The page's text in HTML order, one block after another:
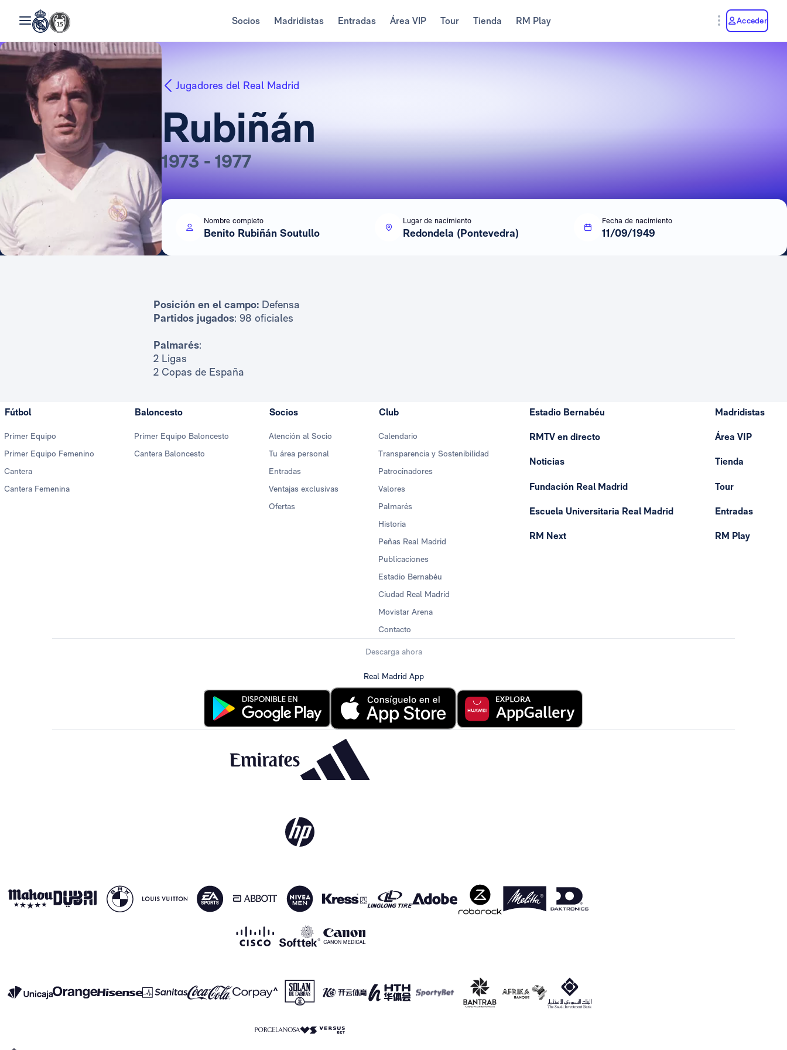
Socios Madridistas Entradas Área VIP Tour Tienda RM Play Acceder
Jugadores del Real Madrid
Rubiñán
1973 - 1977
Nombre completo
Benito Rubiñán Soutullo
Lugar de nacimiento
Redondela (Pontevedra)
Fecha de nacimiento
11/09/1949
Posición en el campo:Defensa
Partidos jugados: 98 oficiales
Palmarés:
2 Ligas
2 Copas de España
Fútbol
Primer Equipo
Primer Equipo Femenino
Cantera
Cantera Femenina
Baloncesto
Primer Equipo Baloncesto
Cantera Baloncesto
Socios
Atención al Socio
Tu área personal
Entradas
Ventajas exclusivas
Ofertas
Club
Calendario
Transparencia y Sostenibilidad
Patrocinadores
Valores
Palmarés
Historia
Peñas Real Madrid
Publicaciones
Estadio Bernabéu
Ciudad Real Madrid
Movistar Arena
Contacto
Estadio Bernabéu
RMTV en directo
Noticias
Fundación Real Madrid
Escuela Universitaria Real Madrid
RM Next
Madridistas
Área VIP
Tienda
Tour
Entradas
RM Play
Descarga ahora
Real Madrid App